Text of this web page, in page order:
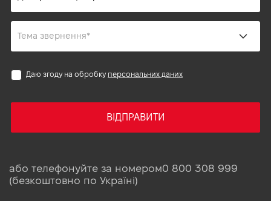
Даю згоду на обробку персональних даних
ВІДПРАВИТИ
або телефонуйте за номером0 800 308 999
(безкоштовно по Україні)